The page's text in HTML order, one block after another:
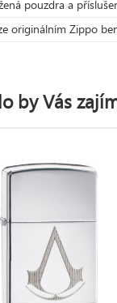
pouzdra a
originálním Zippo
by Vás